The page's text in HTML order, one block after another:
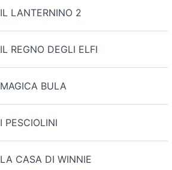
IL LANTERNINO 2
IL REGNO DEGLI ELFI
MAGICA BULA
I PESCIOLINI
LA CASA DI WINNIE